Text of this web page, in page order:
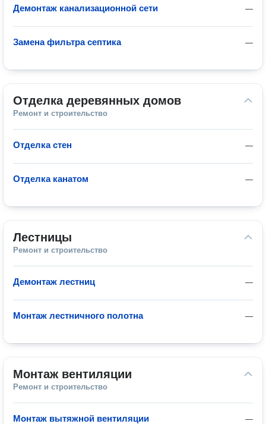
—
Демонтаж канализационной сети
—
Замена фильтра септика
Отделка деревянных домов
Ремонт и строительство
—
Отделка стен
—
Отделка канатом
Лестницы
Ремонт и строительство
—
Демонтаж лестниц
—
Монтаж лестничного полотна
Монтаж вентиляции
Ремонт и строительство
—
Монтаж вытяжной вентиляции